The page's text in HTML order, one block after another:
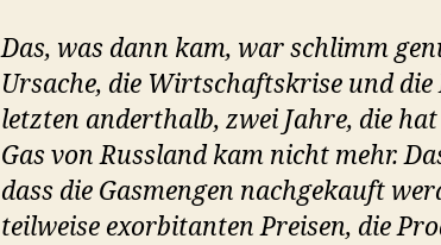
Das, was dann kam, war schlimm
Ursache, die Wirtschaftskrise und
letzten anderthalb, zwei Jahre, die
Gas von Russland kam nicht mehr.
dass die Gasmengen nachgekauft
teilweise exorbitanten Preisen, die